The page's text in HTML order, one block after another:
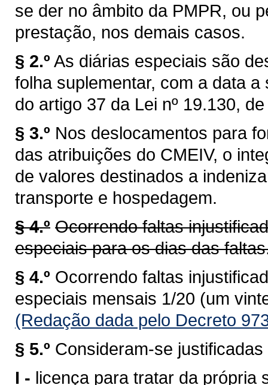
se der no âmbito da PMPR, ou
prestação, nos demais casos.
§ 2.º As diárias especiais são
folha suplementar, com a data
do artigo 37 da Lei nº 19.130,
§ 3.º Nos deslocamentos para
das atribuições do CMEIV, o
de valores destinados a
transporte e hospedagem.
§ 4.º Ocorrendo faltas
especiais para os dias das
§ 4.º Ocorrendo faltas
especiais mensais 1/20 (um
(Redação dada pelo Decreto
§ 5.º Consideram-se
I - licença para tratar da própria